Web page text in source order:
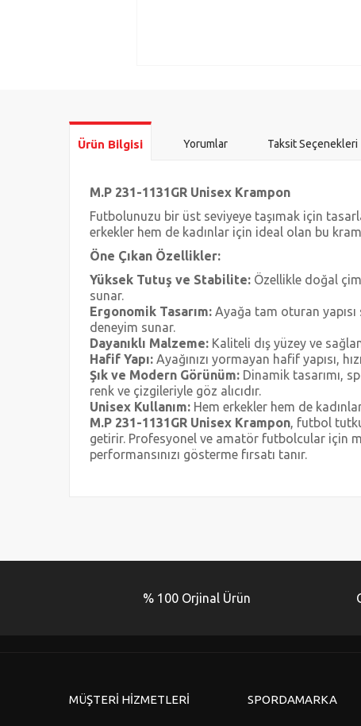
Ürün Bilgisi Yorumlar Taksit Seçenekleri
M.P 231-1131GR Unisex Krampon
Futbolunuzu bir üst seviyeye taşımak için
erkekler hem de kadınlar için ideal olan bu
Öne Çıkan Özellikler:
Yüksek Tutuş ve Stabilite: Özellikle doğal
sunar.
Ergonomik Tasarım: Ayağa tam oturan
deneyim sunar.
Dayanıklı Malzeme: Kaliteli dış yüzey ve
Hafif Yapı: Ayağınızı yormayan hafif yapısı,
Şık ve Modern Görünüm: Dinamik tasarımı,
renk ve çizgileriyle göz alıcıdır.
Unisex Kullanım: Hem erkekler hem de
M.P 231-1131GR Unisex Krampon, futbol
getirir. Profesyonel ve amatör futbolcular için
performansınızı gösterme fırsatı tanır.
Ürün resmi kalitesiz, bozuk veya görüntülenemiyor.
Ürün bilgilerinde hatalar bulunuyor.
% 100 Orjinal Ürün
MÜŞTERİ HİZMETLERİ SPORDAMARKA